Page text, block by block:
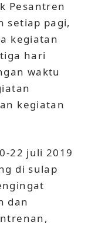
Pesantren
setiap pagi,
kegiatan
hari
waktu
kegiatan
22 juli 2019
di sulap
dan